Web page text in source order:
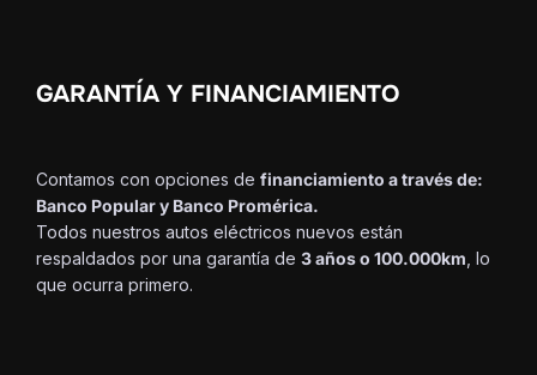
GARANTÍA Y FINANCIAMIENTO
Contamos con opciones de financiamiento a través de:
Banco Popular y Banco Promérica.
Todos nuestros autos eléctricos nuevos están
respaldados por una garantía de 3 años o 100.000km , lo
que ocurra primero.